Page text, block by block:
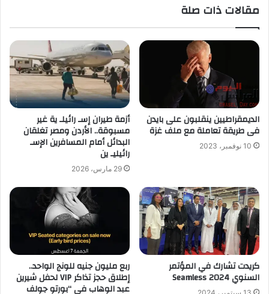
مقالات ذات صلة
الديمقراطيين ينقلبون على بايدن
فى طريقة تعاملة مع ملف غزة
10 نوفمبر، 2023
أزمة طيران إسـ رائيلـ ية غير
مسبوقة.. الأردن ومصر تغلقان
البدائل أمام المسافرين الإسـ
رائيليـ ين
29 مارس، 2026
كريدت تشارك في المؤتمر
السنوي Seamless 2024
ربع مليون جنيه للونج الواحد..
إطلاق حجز تذاكر VIP لحفل شيرين
عبد الوهاب في “بورتو جولف